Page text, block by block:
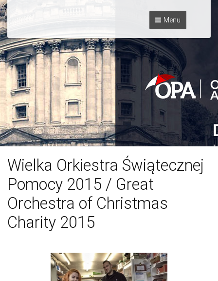
Menu
Wielka Orkiestra Świątecznej
Pomocy 2015 / Great
Orchestra of Christmas
Charity 2015